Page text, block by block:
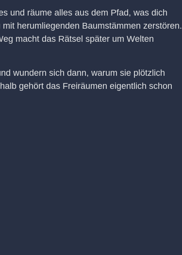
und räume alles aus dem Pfad, was dich
herumliegenden Baumstämmen zerstören.
macht das Rätsel später um Welten
wundern sich dann, warum sie plötzlich
gehört das Freiräumen eigentlich schon